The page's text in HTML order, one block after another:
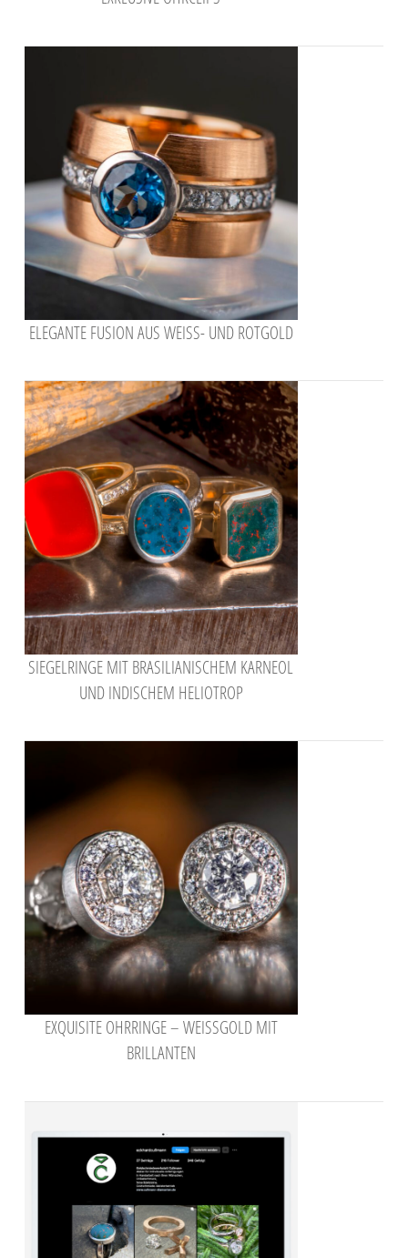
ELEGANTE FUSION AUS WEISS- UND ROTGOLD
SIEGELRINGE MIT BRASILIANISCHEM KARNEOL
UND INDISCHEM HELIOTROP
EXQUISITE OHRRINGE – WEISSGOLD MIT B
RILLANTEN